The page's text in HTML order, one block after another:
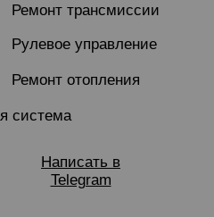
Ремонт трансмиссии
система
Ремонт отопления
Рулевое управление
Написать в
Telegram